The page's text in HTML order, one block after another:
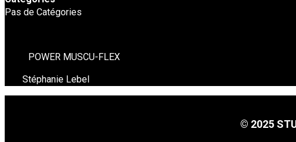
Pas de Catégories
POWER MUSCU-FLEX
Stéphanie Lebel
© 2025